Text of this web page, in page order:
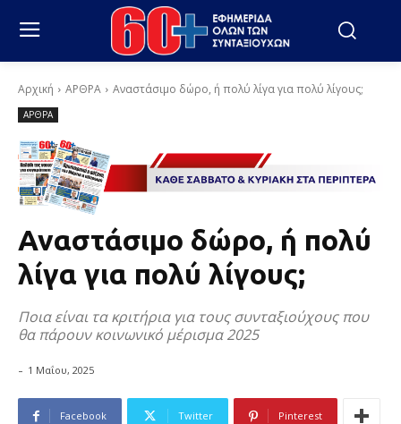
Αρχική ΑΡΘΡΑ Αναστάσιμο δώρο, ή πολύ λίγα για πολύ λίγους;
ΑΡΘΡΑ
Αναστάσιμο δώρο, ή πολύ
λίγα για πολύ λίγους;
Ποια είναι τα κριτήρια για τους συνταξιούχους που
θα πάρουν κοινωνικό μέρισμα 2025
- 1 Μαΐου, 2025
Facebook Twitter Pinterest